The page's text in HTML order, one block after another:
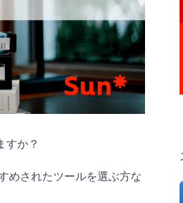
すか？
めされたツールを選ぶ方な